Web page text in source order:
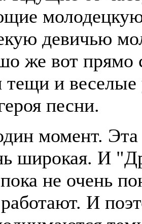
девичью
же вот прямо
тещи и веселые
песни.
момент.
широкая. И
не очень
И